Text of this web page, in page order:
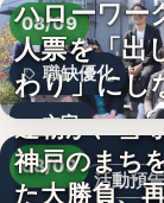
08/09
職缺優化
文字
ハローワー
人票を「出
わり」にし
求人票・…
活動預告
08/09
連覇か、雪
神戸のまち
た大勝負、